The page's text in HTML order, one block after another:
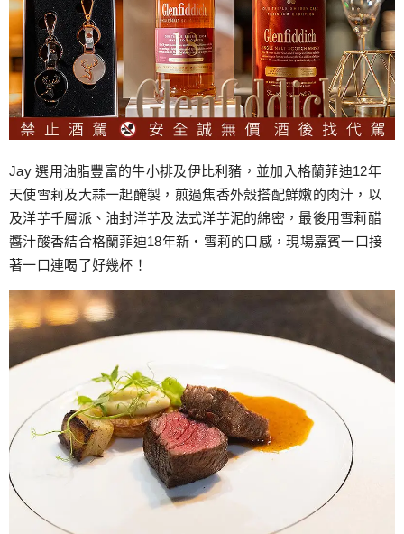
Jay 選用油脂豐富的牛小排及伊比利豬，並加入格蘭菲迪12年
天使雪莉及大蒜一起醃製，煎過焦香外殼搭配鮮嫩的肉汁，以
及洋芋千層派、油封洋芋及法式洋芋泥的綿密，最後用雪莉醋
醬汁酸香結合格蘭菲迪18年新‧雪莉的口感，現場嘉賓一口接
著一口連喝了好幾杯！